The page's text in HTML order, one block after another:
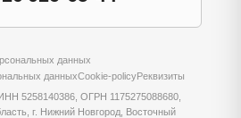
данных
данныхCookie-policyРеквизиты
5258140386, ОГРН 1175275088680,
г. Нижний Новгород, Восточный